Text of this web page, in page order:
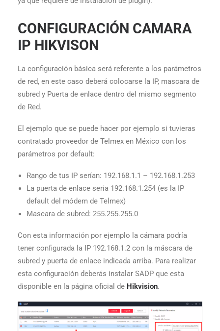
CONFIGURACIÓN CAMARA
IP HIKVISON
La configuración básica será referente a los parámetros
de red, en este caso deberá colocarse la IP, mascara de
subred y Puerta de enlace dentro del mismo segmento
de Red.
El ejemplo que se puede hacer por ejemplo si tuvieras
contratado proveedor de Telmex en México con los
parámetros por default:
Rango de tus IP serían: 192.168.1.1 – 192.168.1.253
La puerta de enlace seria 192.168.1.254 (es la IP
default del módem de Telmex)
Mascara de subred: 255.255.255.0
Con esta información por ejemplo la cámara podría
tener configurada la IP 192.168.1.2 con la máscara de
subred y puerta de enlace indicada arriba. Para realizar
esta configuración deberás instalar SADP que esta
disponible en la página oficial de Hikvision.